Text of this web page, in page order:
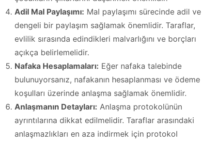
Adil Mal Paylaşımı: Mal paylaşımı sürecinde adil ve
dengeli bir paylaşım sağlamak önemlidir. Taraflar,
evlilik sırasında edindikleri malvarlığını ve borçları
açıkça belirlemelidir.
Nafaka Hesaplamaları: Eğer nafaka talebinde
bulunuyorsanız, nafakanın hesaplanması ve ödeme
koşulları üzerinde anlaşma sağlamak önemlidir.
Anlaşmanın Detayları: Anlaşma protokolünün
ayrıntılarına dikkat edilmelidir. Taraflar arasındaki
anlaşmazlıkları en aza indirmek için protokol